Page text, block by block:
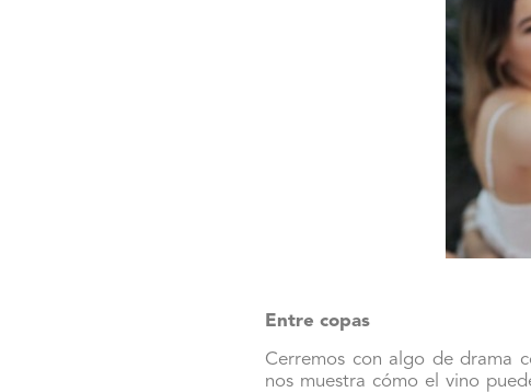
Entre copas
Cerremos con algo de drama
nos muestra cómo el vino